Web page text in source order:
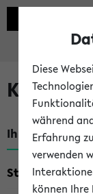
Ihre
Studienfach
Diese
während
Erfahrung
verwenden
können